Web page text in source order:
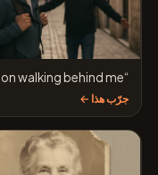
“Erase the person walking behind me”
جرّب هذا ←